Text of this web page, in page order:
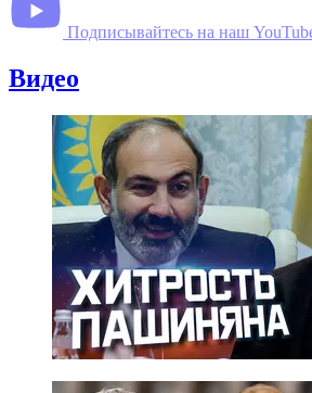
Подписывайтесь на наш
Видео